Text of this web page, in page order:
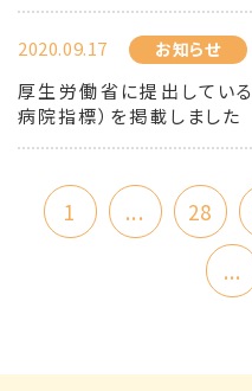
2020.09.17 お知らせ
厚生労働省に提出してい
病院指標）を掲載しました
1 ... 28
...